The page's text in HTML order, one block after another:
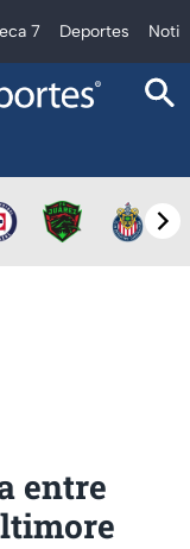
7 Deportes
entre